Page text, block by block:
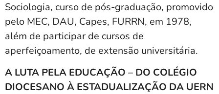
Sociologia, curso de pós-graduação, promovido
pelo MEC, DAU, Capes, FURRN, em 1978,
além de participar de cursos de
aperfeiçoamento, de extensão universitária.
A LUTA PELA EDUCAÇÃO – DO COLÉGIO
DIOCESANO À ESTADUALIZAÇÃO DA UERN